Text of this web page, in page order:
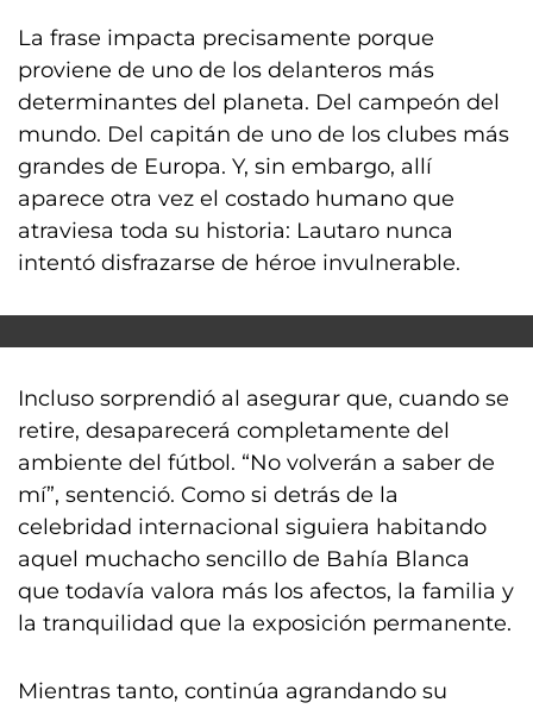
La frase impacta precisamente porque
proviene de uno de los delanteros más
determinantes del planeta. Del campeón del
mundo. Del capitán de uno de los clubes más
grandes de Europa. Y, sin embargo, allí
aparece otra vez el costado humano que
atraviesa toda su historia: Lautaro nunca
intentó disfrazarse de héroe invulnerable.
Incluso sorprendió al asegurar que, cuando se
retire, desaparecerá completamente del
ambiente del fútbol. “No volverán a saber de
mí”, sentenció. Como si detrás de la
celebridad internacional siguiera habitando
aquel muchacho sencillo de Bahía Blanca
que todavía valora más los afectos, la familia y
la tranquilidad que la exposición permanente.
Mientras tanto, continúa agrandando su